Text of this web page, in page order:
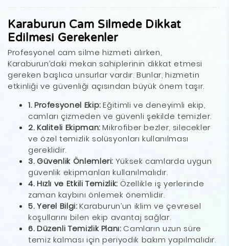
Karaburun Cam Silmede Dikkat
Edilmesi Gerekenler
Profesyonel cam silme hizmeti alırken,
Karaburun’daki mekan sahiplerinin dikkat etmesi
gereken başlıca unsurlar vardır. Bunlar, hizmetin
etkinliği ve güvenliği açısından büyük önem taşır.
1. Profesyonel Ekip:Eğitimli ve deneyimli ekip,
camları çizmeden ve güvenli şekilde temizler.
2. Kaliteli Ekipman:Mikrofiber bezler, silecekler
ve özel temizlik solüsyonları kullanılması
gereklidir.
3. Güvenlik Önlemleri: Yüksek camlarda uygun
güvenlik ekipmanları kullanılmalıdır.
4. Hızlı ve Etkili Temizlik:Özellikle iş yerlerinde
zaman kaybını önlemek önemlidir.
5. Yerel Bilgi:Karaburun’un iklim ve çevresel
koşullarını bilen ekip avantaj sağlar.
6. Düzenli Temizlik Planı:Camların uzun süre
temiz kalması için periyodik bakım yapılmalıdır.